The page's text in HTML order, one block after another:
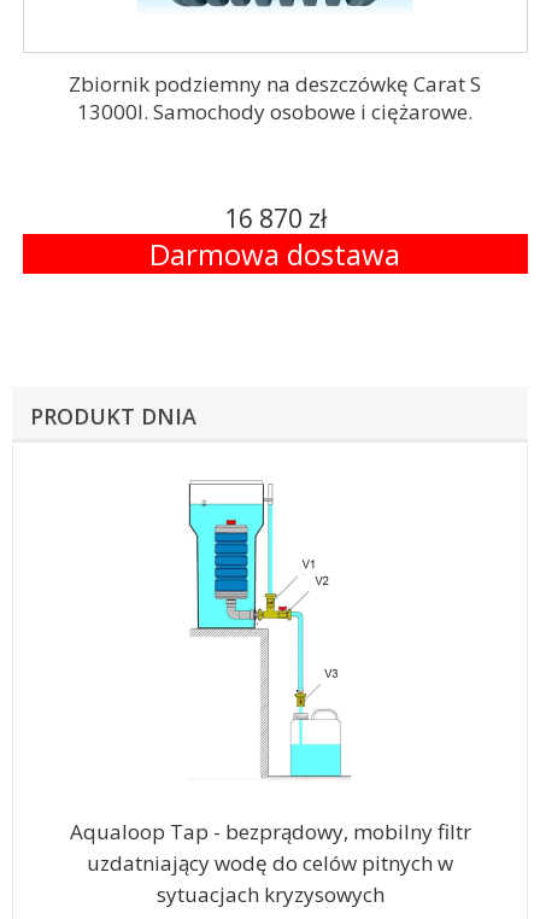
PRODUKT DNIA
Aqualoop Tap - bezprądowy, mobilny filtr
uzdatniający wodę do celów pitnych w
sytuacjach kryzysowych
Zbiornik podziemny na deszczówkę Carat S
13000l. Samochody osobowe i ciężarowe.
16 870 zł
Darmowa dostawa